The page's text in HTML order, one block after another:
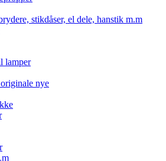
stikdåser, el dele, hanstik m.m
lamper
nye